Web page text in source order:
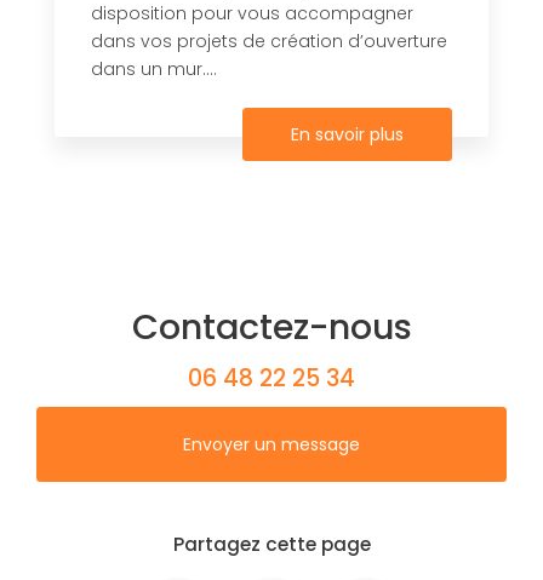
disposition pour vous accompagner
dans vos projets de création d’ouverture
dans un mur....
En savoir plus
Contactez-nous
06 48 22 25 34
Envoyer un message
Partagez cette page